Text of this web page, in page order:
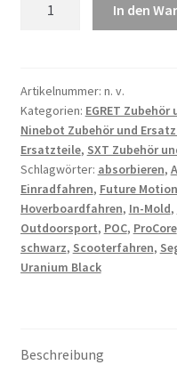
Menge
In den
Artikelnummer: n. v.
Kategorien: EGRET
Ninebot Zubehör und
Ersatzteile, SXT Zubehör
Schlagwörter: absorbieren,
Einradfahren, Future Motion
Hoverboardfahren, In-Mold,
Outdoorsport, POC, ProCore
schwarz, Scooterfahren,
Uranium Black
Beschreibung